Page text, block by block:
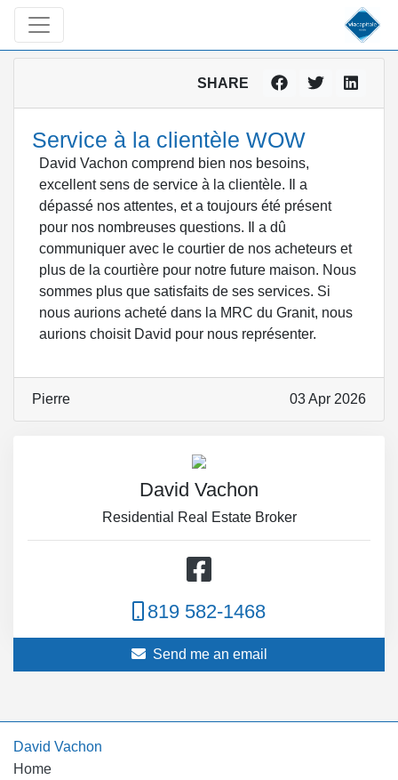
SHARE
Service à la clientèle WOW
David Vachon comprend bien nos besoins,
excellent sens de service à la clientèle. Il a
dépassé nos attentes, et a toujours été présent
pour nos nombreuses questions. Il a dû
communiquer avec le courtier de nos acheteurs et
plus de la courtière pour notre future maison. Nous
sommes plus que satisfaits de ses services. Si
nous aurions acheté dans la MRC du Granit, nous
aurions choisit David pour nous représenter.
Pierre 03 Apr 2026
David Vachon
Residential Real Estate Broker
819 582-1468
Send me an email
David Vachon
Home